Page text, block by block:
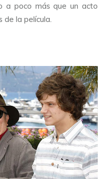
a poco más que un acto
de la película.